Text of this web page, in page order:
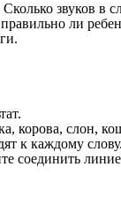
звуков в
ли
слон,
к каждому
соединить